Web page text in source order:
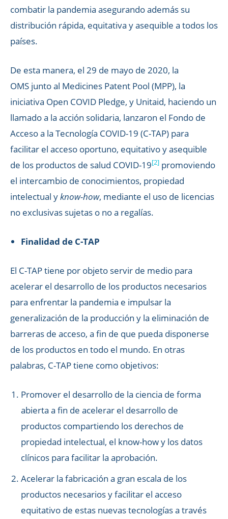
combatir la pandemia asegurando además su
distribución rápida, equitativa y asequible a todos los
países.
De esta manera, el 29 de mayo de 2020, la
OMS junto al Medicines Patent Pool (MPP), la
iniciativa Open COVID Pledge, y Unitaid, haciendo un
llamado a la acción solidaria, lanzaron el Fondo de
Acceso a la Tecnología COVID-19 (C-TAP) para
facilitar el acceso oportuno, equitativo y asequible
de los productos de salud COVID-19[2] promoviendo
el intercambio de conocimientos, propiedad
intelectual yknow-how, mediante el uso de licencias
no exclusivas sujetas o no a regalías.
Finalidad de C-TAP
El C-TAP tiene por objeto servir de medio para
acelerar el desarrollo de los productos necesarios
para enfrentar la pandemia e impulsar la
generalización de la producción y la eliminación de
barreras de acceso, a fin de que pueda disponerse
de los productos en todo el mundo. En otras
palabras, C-TAP tiene como objetivos:
Promover el desarrollo de la ciencia de forma
abierta a fin de acelerar el desarrollo de
productos compartiendo los derechos de
propiedad intelectual, el know-how y los datos
clínicos para facilitar la aprobación.
Acelerar la fabricación a gran escala de los
productos necesarios y facilitar el acceso
equitativo de estas nuevas tecnologías a través